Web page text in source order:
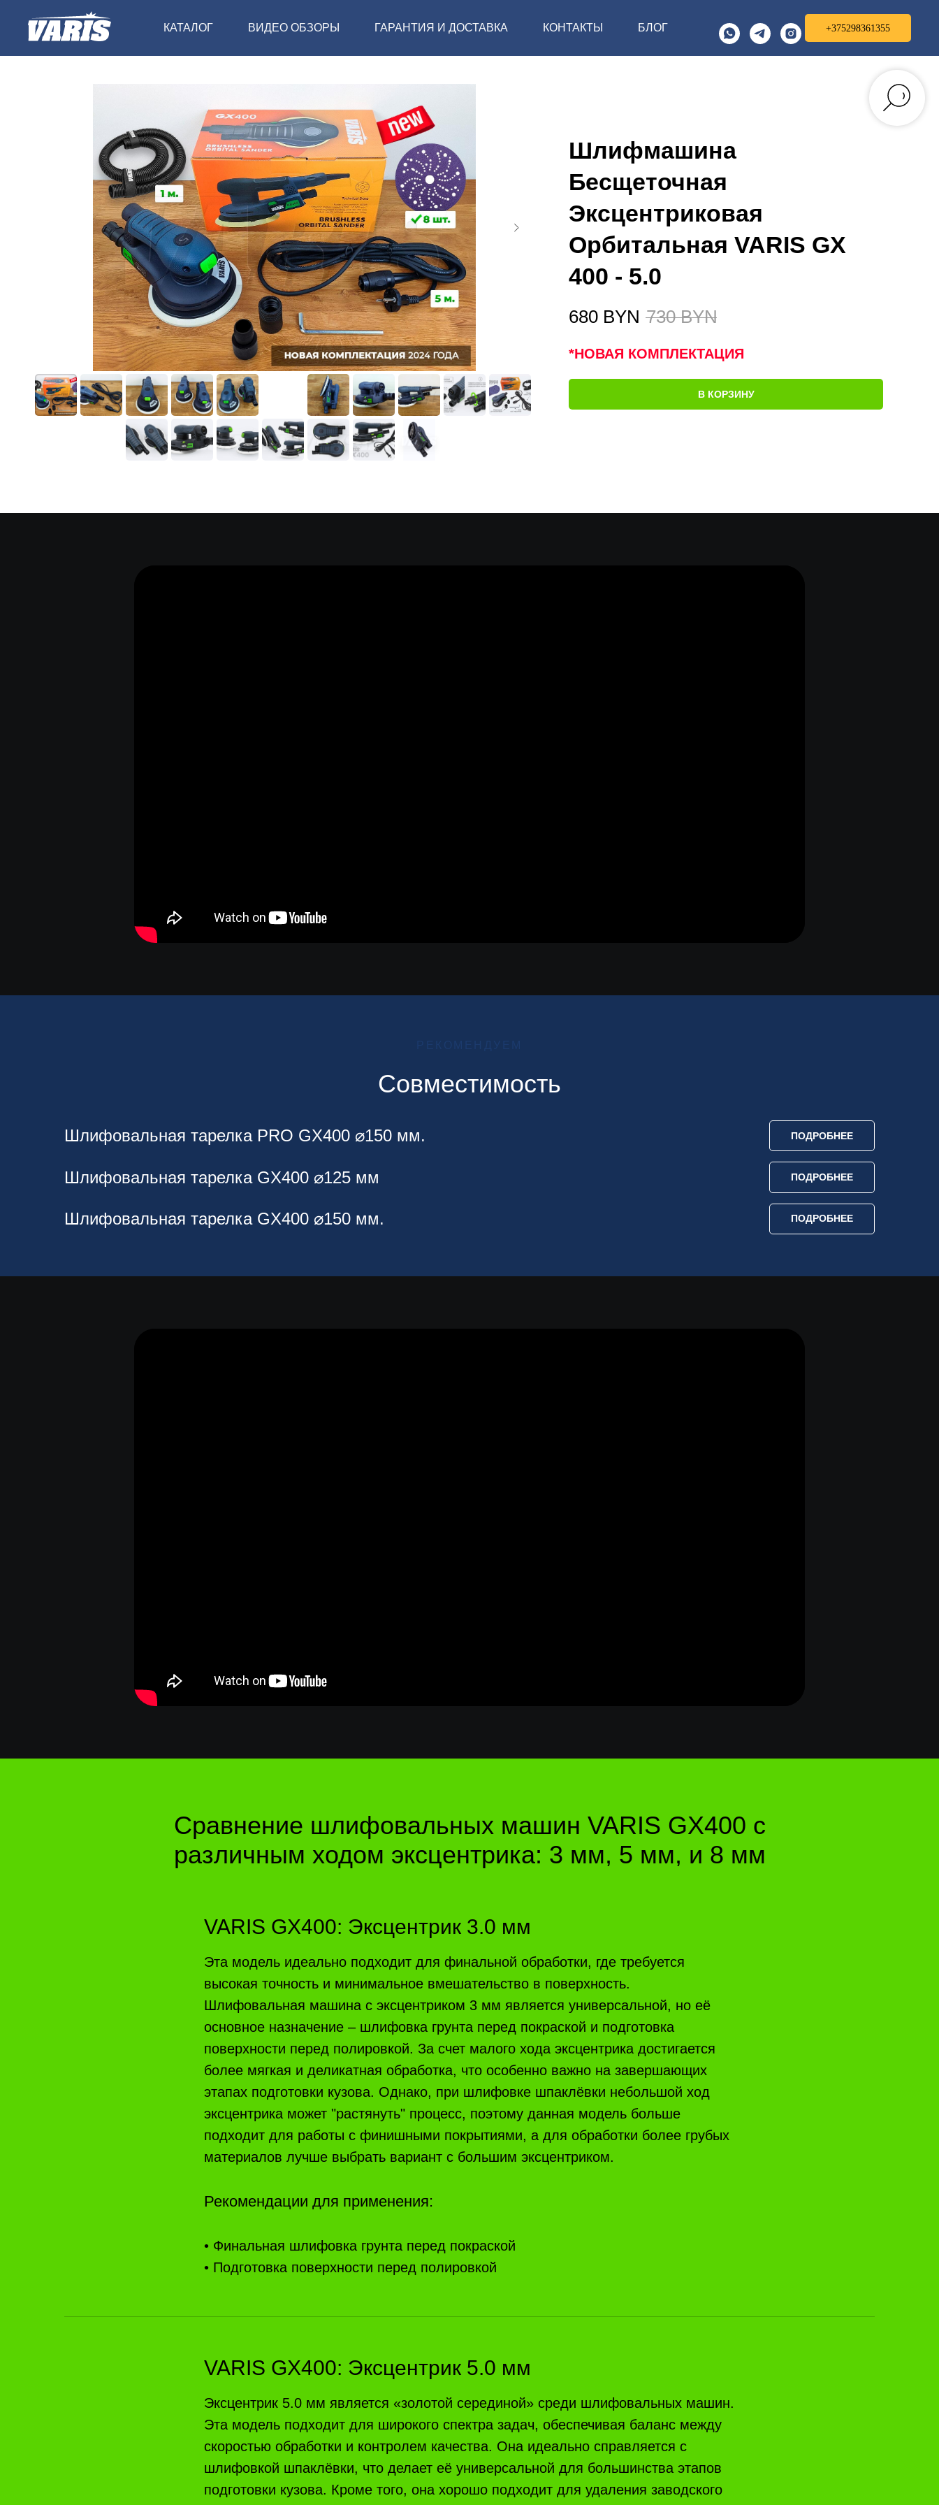
КАТАЛОГ ВИДЕО ОБЗОРЫ ГАРАНТИЯ И ДОСТАВКА КОНТАКТЫ БЛОГ +375298361355
Шлифмашина
Бесщеточная
Эксцентриковая
Орбитальная VARIS GX
400 - 5.0
680 BYN 730 BYN
*НОВАЯ КОМПЛЕКТАЦИЯ
В КОРЗИНУ
Совместимость
Шлифовальная тарелка PRO GX400 ⌀150 мм. ПОДРОБНЕЕ
Шлифовальная тарелка GX400 ⌀125 мм ПОДРОБНЕЕ
Шлифовальная тарелка GX400 ⌀150 мм. ПОДРОБНЕЕ
Сравнение шлифовальных машин VARIS GX400 с
различным ходом эксцентрика: 3 мм, 5 мм, и 8 мм
VARIS GX400: Эксцентрик 3.0 мм
Эта модель идеально подходит для финальной обработки, где требуется
высокая точность и минимальное вмешательство в поверхность.
Шлифовальная машина с эксцентриком 3 мм является универсальной, но её
основное назначение – шлифовка грунта перед покраской и подготовка
поверхности перед полировкой. За счет малого хода эксцентрика достигается
более мягкая и деликатная обработка, что особенно важно на завершающих
этапах подготовки кузова. Однако, при шлифовке шпаклёвки небольшой ход
эксцентрика может "растянуть" процесс, поэтому данная модель больше
подходит для работы с финишными покрытиями, а для обработки более грубых
материалов лучше выбрать вариант с большим эксцентриком.
Рекомендации для применения:
• Финальная шлифовка грунта перед покраской
• Подготовка поверхности перед полировкой
VARIS GX400: Эксцентрик 5.0 мм
Эксцентрик 5.0 мм является «золотой серединой» среди шлифовальных машин.
Эта модель подходит для широкого спектра задач, обеспечивая баланс между
скоростью обработки и контролем качества. Она идеально справляется с
шлифовкой шпаклёвки, что делает её универсальной для большинства этапов
подготовки кузова. Кроме того, она хорошо подходит для удаления заводского